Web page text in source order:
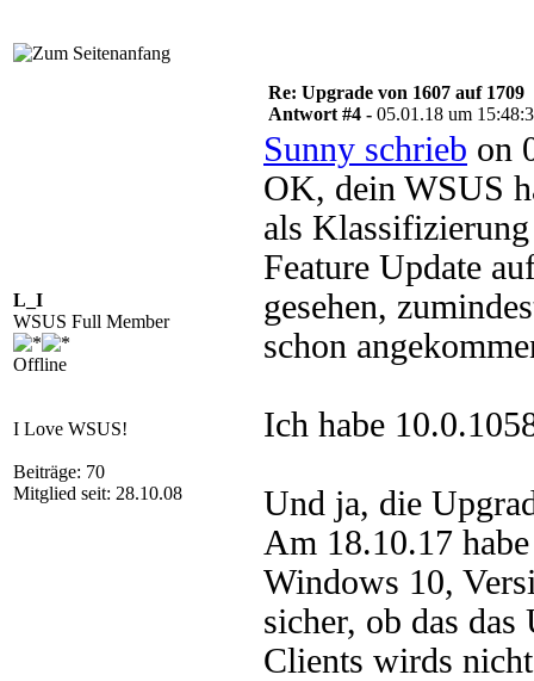
L_I
WSUS Full Member
Offline
I Love WSUS!
Beiträge: 70
Mitglied seit: 28.10.08
Re: Upgrade von 1607 auf 1709
Antwort #4 - 05.01.18 um
Sunny schrieb on
OK, dein WSUS
als
Feature Update
gesehen,
schon
Ich habe
Und ja, die
Am 18.10.17
Windows 10,
sicher, ob das
Clients wirds